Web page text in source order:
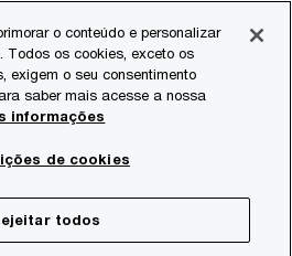
pioneira na
de grãos,
o conteúdo e personalizar
Todos os cookies, exceto os
exigem o seu consentimento
saber mais acesse a nossa
informações
de cookies
todos